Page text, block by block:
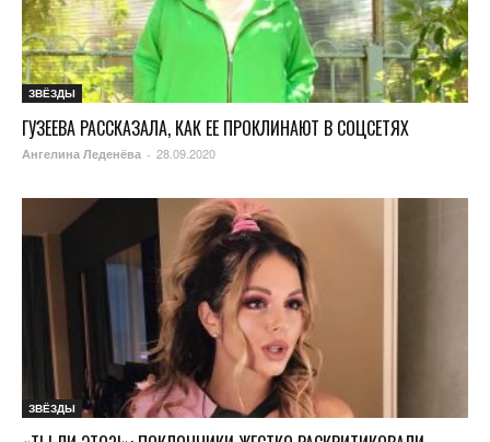
ЗВЁЗДЫ
ГУЗЕЕВА РАССКАЗАЛА, КАК ЕЕ ПРОКЛИНАЮТ В СОЦСЕТЯХ
Ангелина Леденёва - 28.09.2020
ЗВЁЗДЫ